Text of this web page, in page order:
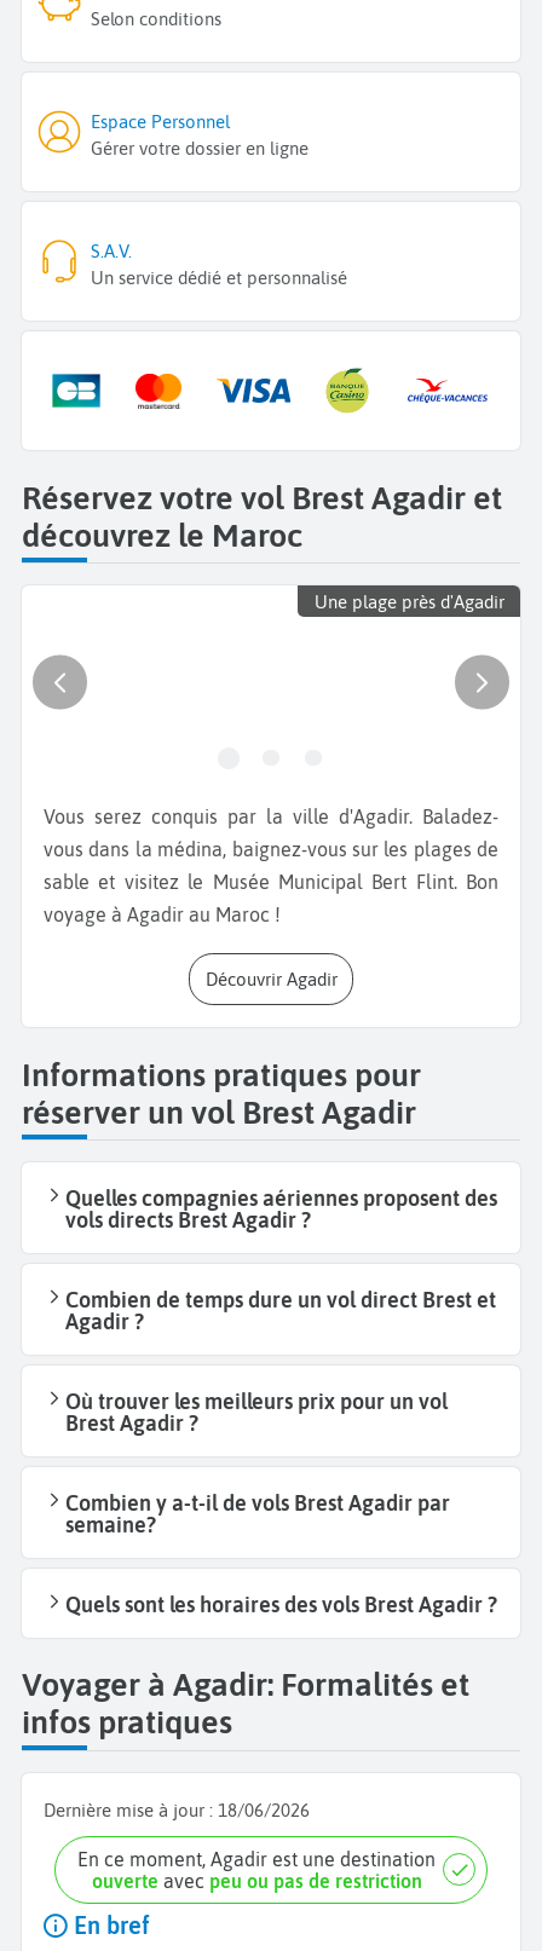
Selon conditions
Espace Personnel
Gérer votre dossier en ligne
S.A.V.
Un service dédié et personnalisé
Réservez votre vol Brest Agadir et
découvrez le Maroc
Une plage près d'Agadir
Vous serez conquis par la ville d'Agadir. Baladez-
vous dans la médina, baignez-vous sur les plages de
sable et visitez le Musée Municipal Bert Flint. Bon
voyage à Agadir au Maroc !
Découvrir Agadir
Informations pratiques pour
réserver un vol Brest Agadir
Quelles compagnies aériennes proposent des
vols directs Brest Agadir ?
Combien de temps dure un vol direct Brest et
Agadir ?
Où trouver les meilleurs prix pour un vol
Brest Agadir ?
Combien y a-t-il de vols Brest Agadir par
semaine?
Quels sont les horaires des vols Brest Agadir ?
Voyager à Agadir: Formalités et
infos pratiques
Dernière mise à jour : 18/06/2026
En ce moment, Agadir est une destination
ouverte avec peu ou pas de restriction
En bref